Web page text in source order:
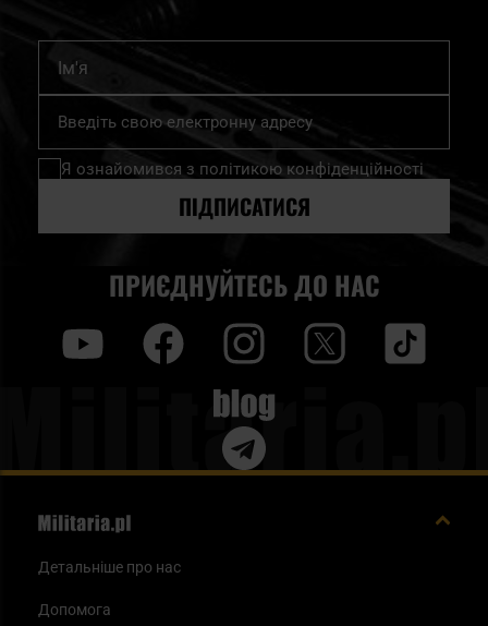
Підпишіться
нашу
розсилку
Я ознайомився з політикою конфіденційності
ПІДПИСАТИСЯ
ПРИЄДНУЙТЕСЬ ДО НАС
Blog
Детальніше про нас
Допомога